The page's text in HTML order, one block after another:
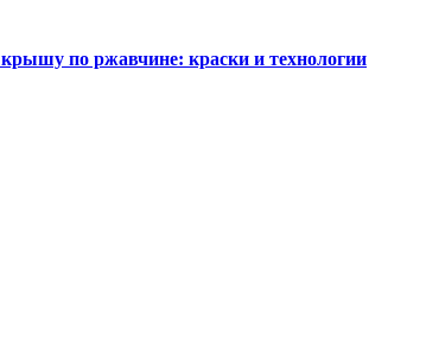
по ржавчине: краски и технологии